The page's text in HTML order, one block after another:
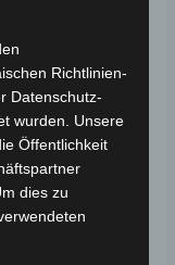
Versand
*
Richtlinien-
Datenschutz-
wurden. Unsere
Öffentlichkeit
dies zu